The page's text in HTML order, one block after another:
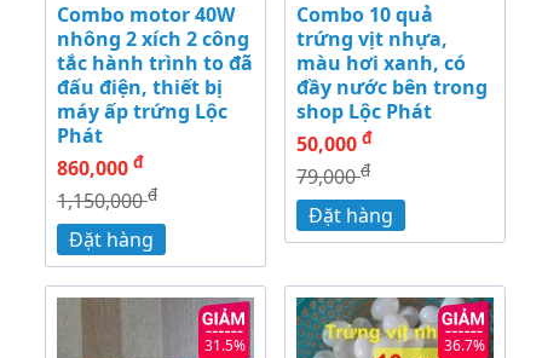
Combo motor 40W
nhông 2 xích 2 công
tắc hành trình to đã
đấu điện, thiết bị
máy ấp trứng Lộc
Phát
860,000 đ
1,150,000đ
Đặt hàng
Combo 10 quả
trứng vịt nhựa,
màu hơi xanh, có
đầy nước bên trong
shop Lộc Phát
50,000 đ
79,000đ
Đặt hàng
31.5% 36.7%